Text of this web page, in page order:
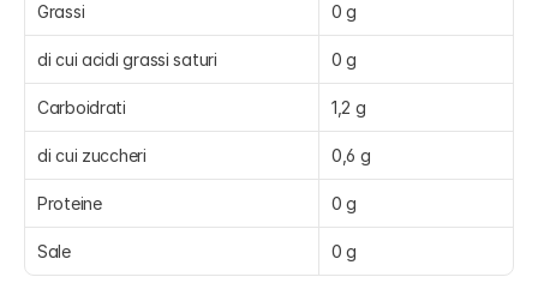
Grassi 0 g
di cui acidi grassi saturi 0 g
Carboidrati 1,2 g
di cui zuccheri 0,6 g
Proteine 0 g
Sale 0 g